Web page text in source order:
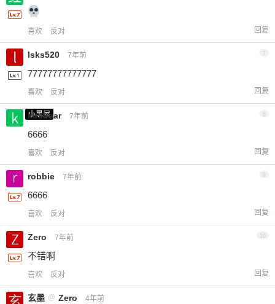
喜欢 反对 回复
lsks520 7年前 7
77777777777777
喜欢 反对 回复
小黑屋
kbsbear 7年前
6666
喜欢 反对 回复
robbie 7年前 9
6666
喜欢 反对 回复
Zero 7年前 10
不错啊
喜欢 反对 回复
玄墨 @ Zero 4年前